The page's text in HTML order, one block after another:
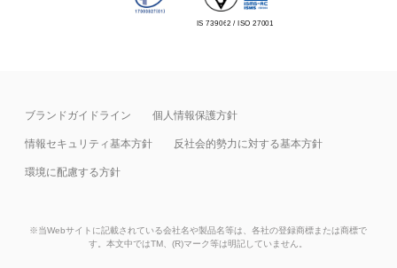
IS 739062 / ISO 27001
ブランドガイドライン 個人情報保護方針
情報セキュリティ基本⽅針 反社会的勢力に対する基本方針
環境に配慮する方針
※当Webサイトに記載されている会社名や製品名等は、各社の登録商標または商標で
す。本文中ではTM、(R)マーク等は明記していません。